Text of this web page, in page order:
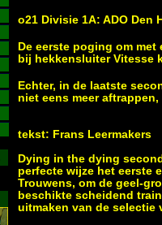
o21 Divisie 1A: ADO Den
De eerste poging om
bij hekkensluiter Vitesse
Echter, in de laatste
niet eens meer
tekst: Frans Leermakers
Dying in the dying
perfecte wijze het eerste
Trouwens, om de geel-
beschikte scheidend
uitmaken van de selectie